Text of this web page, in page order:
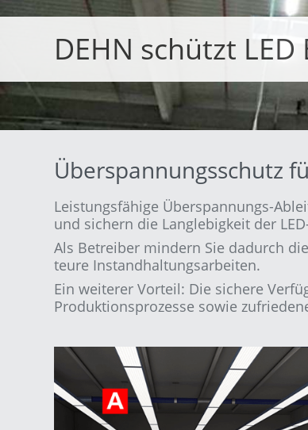
DEHN schützt
Überspannungsschutz
Leistungsfähige Überspannungs-
und sichern die Langlebigkeit der
Als Betreiber mindern Sie dadurch
teure Instandhaltungsarbeiten.
Ein weiterer Vorteil: Die sichere
Produktionsprozesse sowie